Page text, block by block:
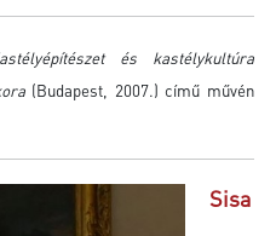
és kastélykultúra
(Budapest, 2007.) című művén
Sisa